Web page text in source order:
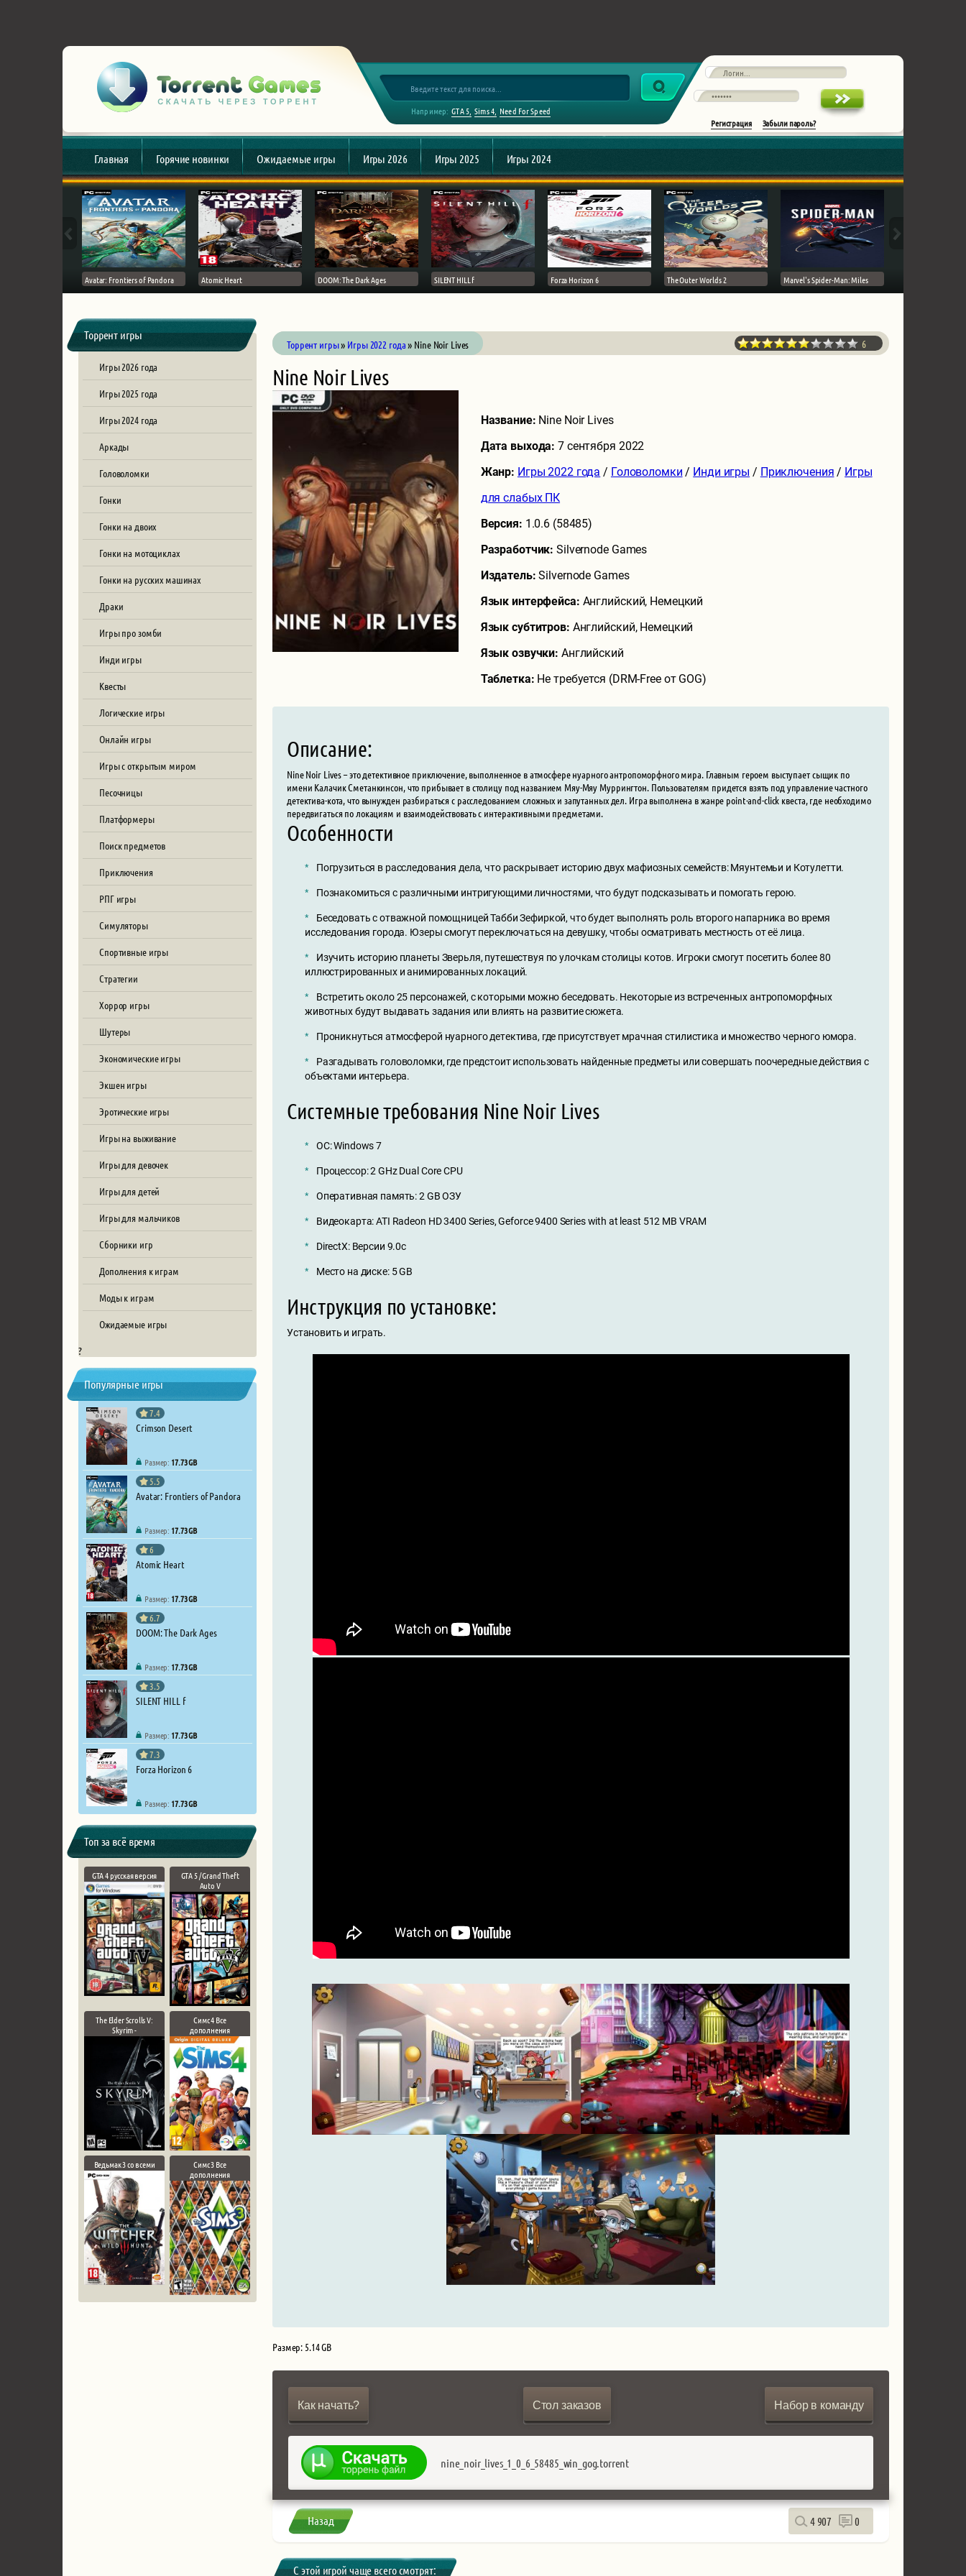
Например: GTA 5 Sims 4 Need For Speed
Регистрация
Забыли пароль?
Главная Горячие новинки Ожидаемые игры Игры 2026 Игры 2025 Игры 2024
Avatar: Frontiers of Pandora Atomic Heart DOOM: The Dark Ages SILENT HILL f Forza Horizon 6 The Outer Worlds 2 Marvel's Spider-Man: Miles
Торрент игры
Игры 2026 года
Игры 2025 года
Игры 2024 года
Аркады
Головоломки
Гонки
Гонки на двоих
Гонки на мотоциклах
Гонки на русских машинах
Драки
Игры про зомби
Инди игры
Квесты
Логические игры
Онлайн игры
Игры с открытым миром
Песочницы
Платформеры
Поиск предметов
Приключения
РПГ игры
Симуляторы
Спортивные игры
Стратегии
Хоррор игры
Шутеры
Экономические игры
Экшен игры
Эротические игры
Игры на выживание
Игры для девочек
Игры для детей
Игры для мальчиков
Сборники игр
Дополнения к играм
Моды к играм
Ожидаемые игры
?
Популярные игры
7.4
Crimson Desert
Размер: 17.73 GB
5.5
Avatar: Frontiers of Pandora
Размер: 17.73 GB
6
Atomic Heart
Размер: 17.73 GB
6.7
DOOM: The Dark Ages
Размер: 17.73 GB
3.5
SILENT HILL f
Размер: 17.73 GB
7.3
Forza Horizon 6
Размер: 17.73 GB
Топ за всё время
GTA 4 русская версия
GTA 5 / Grand Theft
Auto V
The Elder Scrolls V:
Skyrim -
Симс 4 Все
дополнения
Ведьмак 3 со всеми
Симс 3 Все
дополнения
Торрент игры» Игры 2022 года» Nine Noir Lives 6
Nine Noir Lives
Название: Nine Noir Lives
Дата выхода:7 сентября 2022
Жанр: Игры 2022 года / Головоломки / Инди игры / Приключения / Игры
для слабых ПК
Версия: 1.0.6 (58485)
Разработчик:Silvernode Games
Издатель:Silvernode Games
Язык интерфейса: Английский, Немецкий
Язык субтитров: Английский, Немецкий
Язык озвучки: Английский
Таблетка: Не требуется (DRM-Free от GOG)
Описание:
Nine Noir Lives – это детективное приключение, выполненное в атмосфере нуарного антропоморфного мира. Главным героем выступает сыщик по
имени Калачик Сметанкинсон, что прибывает в столицу под названием Мяу-Мяу Муррингтон. Пользователям придется взять под управление частного
детектива-кота, что вынужден разбираться с расследованием сложных и запутанных дел. Игра выполнена в жанре point-and-click квеста, где необходимо
передвигаться по локациям и взаимодействовать с интерактивными предметами.
Особенности
Погрузиться в расследования дела, что раскрывает историю двух мафиозных семейств: Мяунтемьи и Котулетти.
Познакомиться с различными интригующими личностями, что будут подсказывать и помогать герою.
Беседовать с отважной помощницей Табби Зефиркой, что будет выполнять роль второго напарника во время
исследования города. Юзеры смогут переключаться на девушку, чтобы осматривать местность от её лица.
Изучить историю планеты Зверьля, путешествуя по улочкам столицы котов. Игроки смогут посетить более 80
иллюстрированных и анимированных локаций.
Встретить около 25 персонажей, с которыми можно беседовать. Некоторые из встреченных антропоморфных
животных будут выдавать задания или влиять на развитие сюжета.
Проникнуться атмосферой нуарного детектива, где присутствует мрачная стилистика и множество черного юмора.
Разгадывать головоломки, где предстоит использовать найденные предметы или совершать поочередные действия с
объектами интерьера.
Системные требования Nine Noir Lives
ОС: Windows 7
Процессор: 2 GHz Dual Core CPU
Оперативная память: 2 GB ОЗУ
Видеокарта: ATI Radeon HD 3400 Series, Geforce 9400 Series with at least 512 MB VRAM
DirectX: Версии 9.0c
Место на диске: 5 GB
Инструкция по установке:
Установить и играть.
Размер: 5.14 GB
Как начать? Стол заказов Набор в команду
nine_noir_lives_1_0_6_58485_win_gog.torrent
Назад 4 907 0
С этой игрой чаще всего смотрят: